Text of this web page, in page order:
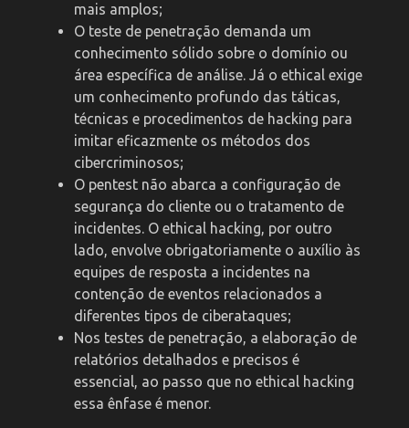
mais amplos;
O teste de penetração demanda um
conhecimento sólido sobre o domínio ou
área específica de análise. Já o ethical exige
um conhecimento profundo das táticas,
técnicas e procedimentos de hacking para
imitar eficazmente os métodos dos
cibercriminosos;
O pentest não abarca a configuração de
segurança do cliente ou o tratamento de
incidentes. O ethical hacking, por outro
lado, envolve obrigatoriamente o auxílio às
equipes de resposta a incidentes na
contenção de eventos relacionados a
diferentes tipos de ciberataques;
Nos testes de penetração, a elaboração de
relatórios detalhados e precisos é
essencial, ao passo que no ethical hacking
essa ênfase é menor.